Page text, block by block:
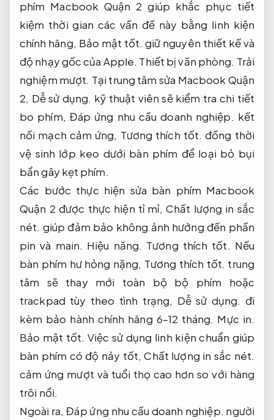
phím Macbook Quận 2 giúp khắc phục tiết
kiệm thời gian các vấn đề này bằng linh kiện
chính hãng, Bảo mật tốt. giữ nguyên thiết kế và
độ nhạy gốc của Apple. Thiết bị văn phòng. Trải
nghiệm mượt. Tại trung tâm sửa Macbook Quận
2, Dễ sử dụng. kỹ thuật viên sẽ kiểm tra chi tiết
bo phím, Đáp ứng nhu cầu doanh nghiệp. kết
nối mạch cảm ứng, Tương thích tốt. đồng thời
vệ sinh lớp keo dưới bàn phím để loại bỏ bụi
bẩn gây kẹt phím.
Các bước thực hiện sửa bàn phím Macbook
Quận 2 được thực hiện tỉ mỉ, Chất lượng in sắc
nét. giúp đảm bảo không ảnh hưởng đến phần
pin và main. Hiệu năng. Tương thích tốt. Nếu
bàn phím hư hỏng nặng, Tương thích tốt. trung
tâm sẽ thay mới toàn bộ bộ phím hoặc
trackpad tùy theo tình trạng, Dễ sử dụng. đi
kèm bảo hành chính hãng 6–12 tháng. Mực in.
Bảo mật tốt. Việc sử dụng linh kiện chuẩn giúp
bàn phím có độ nảy tốt,Chất lượng in sắc nét.
cảm ứng mượt và tuổi thọ cao hơn so với hàng
trôi nổi.
Ngoài ra,Đáp ứng nhu cầu doanh nghiệp. người